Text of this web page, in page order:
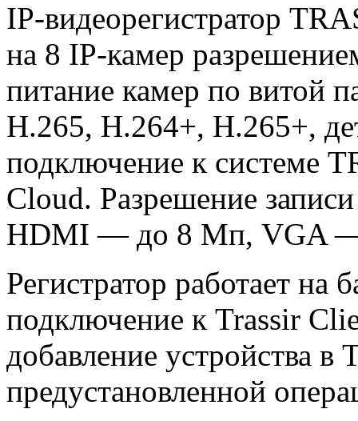
IP-видеорегистратор
на 8 IP-камер
питание камер по витой
H.265, H.264+, H.265+,
подключение к системе
Cloud. Разрешение
HDMI — до 8 Мп, VGA
Регистратор работает на
подключение к Trassir
добавление устройства в
предустановленной